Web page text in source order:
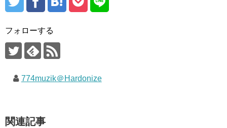
フォローする
774muzik＠Hardonize
関連記事